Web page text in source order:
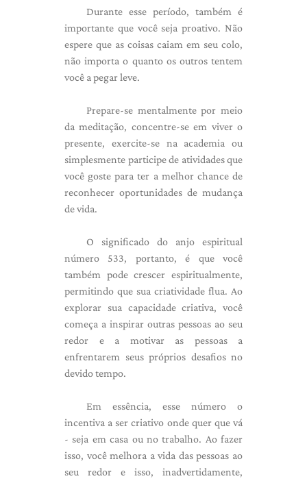
Durante esse período, também é
importante que você seja proativo. Não
espere que as coisas caiam em seu colo,
não importa o quanto os outros tentem
você a pegar leve.
Prepare-se mentalmente por meio
da meditação, concentre-se em viver o
presente, exercite-se na academia ou
simplesmente participe de atividades que
você goste para ter a melhor chance de
reconhecer oportunidades de mudança
de vida.
O significado do anjo espiritual
número 533, portanto, é que você
também pode crescer espiritualmente,
permitindo que sua criatividade flua. Ao
explorar sua capacidade criativa, você
começa a inspirar outras pessoas ao seu
redor e a motivar as pessoas a
enfrentarem seus próprios desafios no
devido tempo.
Em essência, esse número o
incentiva a ser criativo onde quer que vá
- seja em casa ou no trabalho. Ao fazer
isso, você melhora a vida das pessoas ao
seu redor e isso, inadvertidamente,